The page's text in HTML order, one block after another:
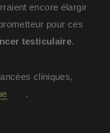
encore élargir
pour ces
testiculaire.
cliniques,
.